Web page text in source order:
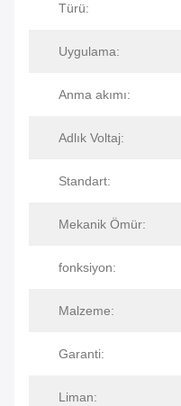
Türü:
Uygulama:
Anma akımı:
Adlık Voltaj:
Standart:
Mekanik Ömür:
fonksiyon:
Malzeme:
Garanti:
Liman: